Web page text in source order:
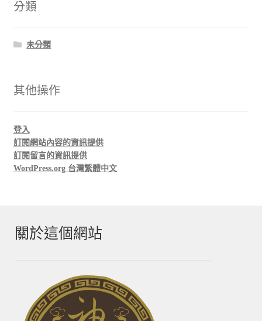
分類
未分類
其他操作
登入
訂閱網站內容的資訊提供
訂閱留言的資訊提供
WordPress.org 台灣繁體中文
關於這個網站